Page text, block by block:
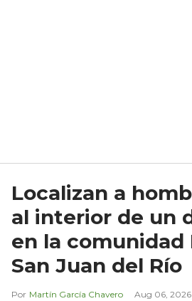
Localizan a
al interior de un
en la comunidad
San Juan del Río
Martín García Chavero Aug 06, 2026